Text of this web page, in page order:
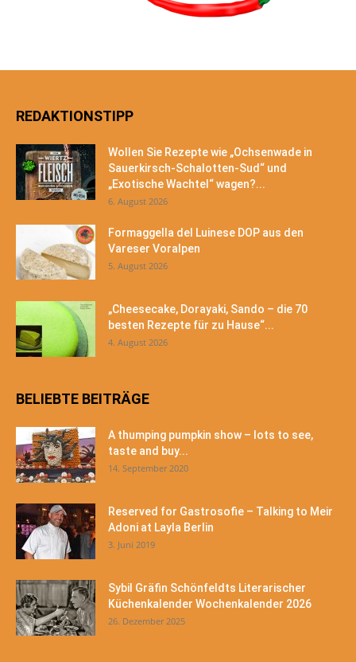
REDAKTIONSTIPP
Wollen Sie Rezepte wie „Ochsenwade in
Sauerkirsch-Schalotten-Sud“ und
„Exotische Wachtel“ wagen?...
6. August 2026
Formaggella del Luinese DOP aus den
Vareser Voralpen
5. August 2026
„Cheesecake, Dorayaki, Sando – die 70
besten Rezepte für zu Hause“...
4. August 2026
BELIEBTE BEITRÄGE
A thumping pumpkin show – lots to see,
taste and buy...
14. September 2020
Reserved for Gastrosofie – Talking to Meir
Adoni at Layla Berlin
3. Juni 2019
Sybil Gräfin Schönfeldts Literarischer
Küchenkalender Wochenkalender 2026
26. Dezember 2025